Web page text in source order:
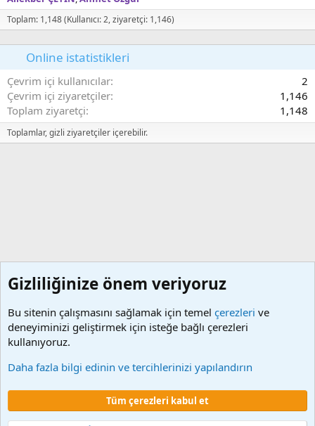
Toplam: 1,148 (Kullanıcı: 2, ziyaretçi: 1,146)
Online istatistikleri
Çevrim içi kullanıcılar
2
Çevrim içi ziyaretçiler
1,146
Toplam ziyaretçi
1,148
Toplamlar, gizli ziyaretçiler içerebilir.
Çerezler
Şartlar ve kurallar
Gizlilik politikası Yardım Ana sayfa
Gizliliğinize önem veriyoruz
Bu sitenin çalışmasını sağlamak için temel çerezleri ve
deneyiminizi geliştirmek için isteğe bağlı çerezleri
kullanıyoruz.
Daha fazla bilgi edinin ve tercihlerinizi yapılandırın
Tüm çerezleri kabul et